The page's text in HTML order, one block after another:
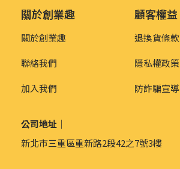
關於創業趣
關於創業趣
聯絡我們
加入我們
顧客權益
退換貨條款
隱私權政策
防詐騙宣導
公司地址｜
新北市三重區重新路2段42之7號3樓